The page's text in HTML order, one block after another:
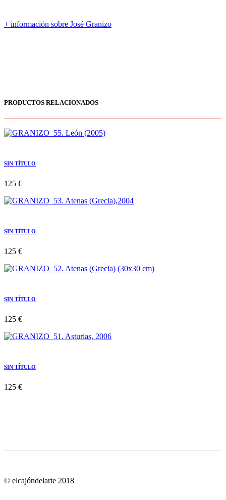
+ información sobre José Granizo
PRODUCTOS RELACIONADOS
SIN TÍTULO
125 €
SIN TÍTULO
125 €
SIN TÍTULO
125 €
SIN TÍTULO
125 €
© elcajóndelarte 2018